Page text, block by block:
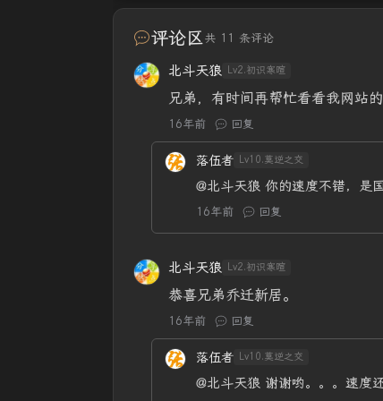
评论区共 11 条评论
北斗天狼 Lv2.初识寒暄
兄弟，有时间再帮忙看看我网站
16年前 回复
落伍者 Lv10.莫逆之交
@北斗天狼 你的速度不错，是
16年前 回复
北斗天狼 Lv2.初识寒暄
恭喜兄弟乔迁新居。
16年前 回复
落伍者 Lv10.莫逆之交
@北斗天狼 谢谢哟。。。速度